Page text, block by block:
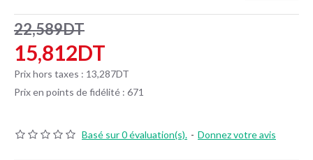
Basé sur 0 évaluation(s). - Donnez votre avis
15,812DT
22,589DT
Prix hors taxes : 13,287DT
Prix en points de fidélité : 671